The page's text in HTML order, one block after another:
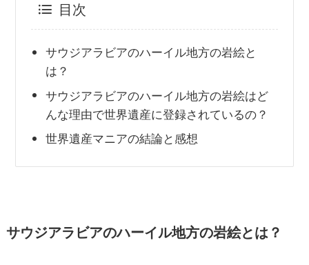
目次
サウジアラビアのハーイル地方の岩絵と
は？
サウジアラビアのハーイル地方の岩絵はど
んな理由で世界遺産に登録されているの？
世界遺産マニアの結論と感想
サウジアラビアのハーイル地方の岩絵とは？